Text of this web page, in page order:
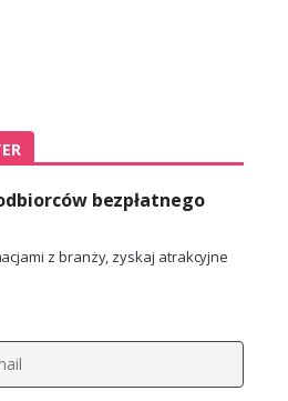
bezpłatnego
z branży, zyskaj atrakcyjne